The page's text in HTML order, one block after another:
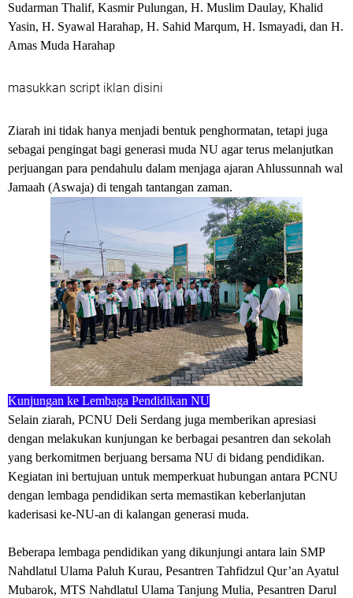
Sudarman Thalif, Kasmir Pulungan, H. Muslim Daulay, Khalid
Yasin, H. Syawal Harahap, H. Sahid Marqum, H. Ismayadi, dan H.
Amas Muda Harahap
masukkan script iklan disini
Ziarah ini tidak hanya menjadi bentuk penghormatan, tetapi juga
sebagai pengingat bagi generasi muda NU agar terus melanjutkan
perjuangan para pendahulu dalam menjaga ajaran Ahlussunnah wal
Jamaah (Aswaja) di tengah tantangan zaman.
Kunjungan ke Lembaga Pendidikan NU
Selain ziarah, PCNU Deli Serdang juga memberikan apresiasi
dengan melakukan kunjungan ke berbagai pesantren dan sekolah
yang berkomitmen berjuang bersama NU di bidang pendidikan.
Kegiatan ini bertujuan untuk memperkuat hubungan antara PCNU
dengan lembaga pendidikan serta memastikan keberlanjutan
kaderisasi ke-NU-an di kalangan generasi muda.
Beberapa lembaga pendidikan yang dikunjungi antara lain SMP
Nahdlatul Ulama Paluh Kurau, Pesantren Tahfidzul Qur’an Ayatul
Mubarok, MTS Nahdlatul Ulama Tanjung Mulia, Pesantren Darul